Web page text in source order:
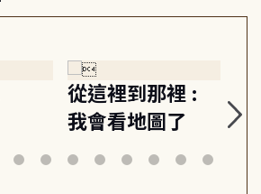
從這裡到那裡 :
我會看地圖了
美